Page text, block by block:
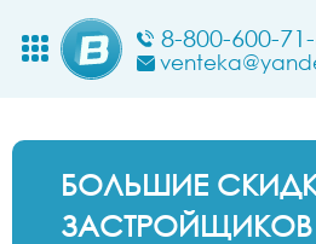
8-800-600-
БОЛЬШИЕ